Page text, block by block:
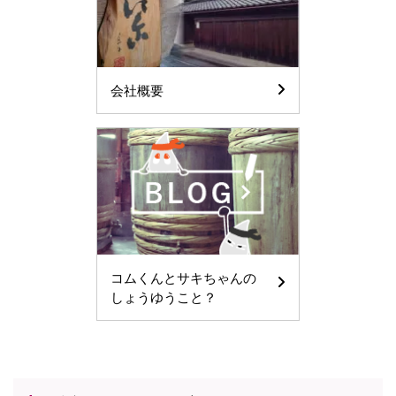
会社概要
コムくんとサキちゃんの
しょうゆうこと？